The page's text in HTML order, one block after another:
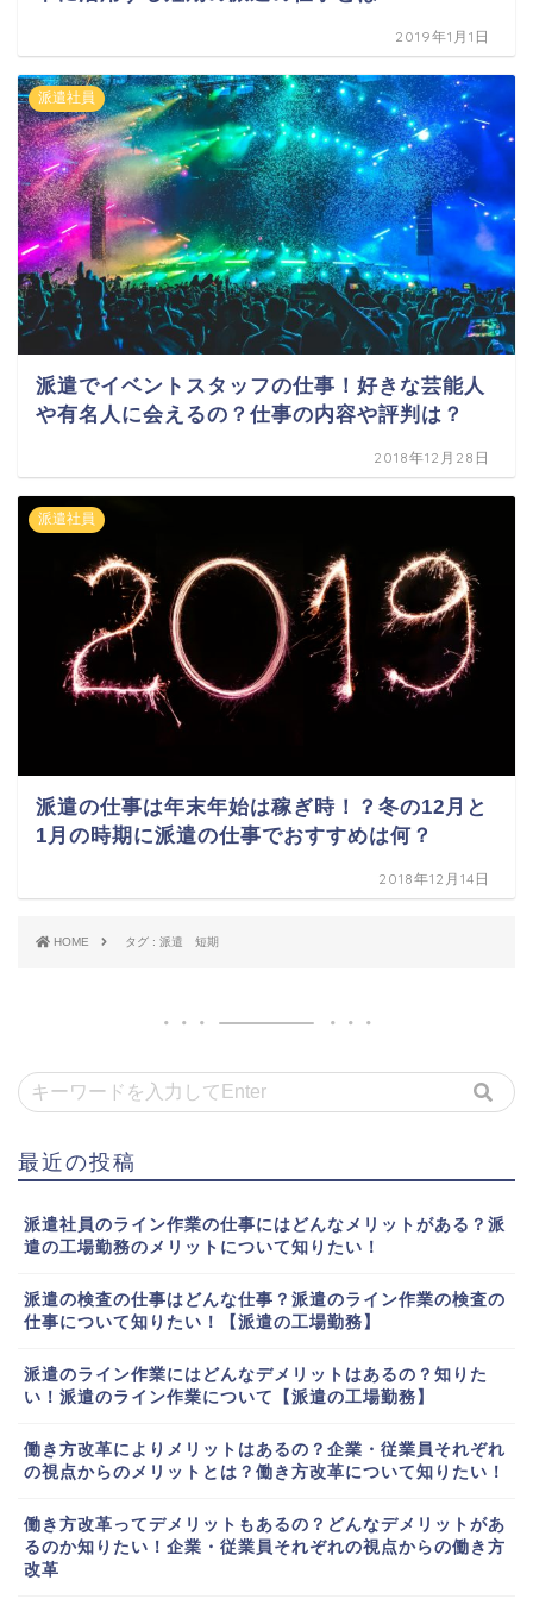
2019年1月1日
派遣社員
派遣でイベントスタッフの仕事！好きな芸能人
や有名人に会えるの？仕事の内容や評判は？
2018年12月28日
派遣社員
派遣の仕事は年末年始は稼ぎ時！？冬の12月と
1月の時期に派遣の仕事でおすすめは何？
2018年12月14日
HOME タグ : 派遣 短期
最近の投稿
派遣社員のライン作業の仕事にはどんなメリットがある？派
遣の工場勤務のメリットについて知りたい！
派遣の検査の仕事はどんな仕事？派遣のライン作業の検査の
仕事について知りたい！【派遣の工場勤務】
派遣のライン作業にはどんなデメリットはあるの？知りた
い！派遣のライン作業について【派遣の工場勤務】
働き方改革によりメリットはあるの？企業・従業員それぞれ
の視点からのメリットとは？働き方改革について知りたい！
働き方改革ってデメリットもあるの？どんなデメリットがあ
るのか知りたい！企業・従業員それぞれの視点からの働き方
改革